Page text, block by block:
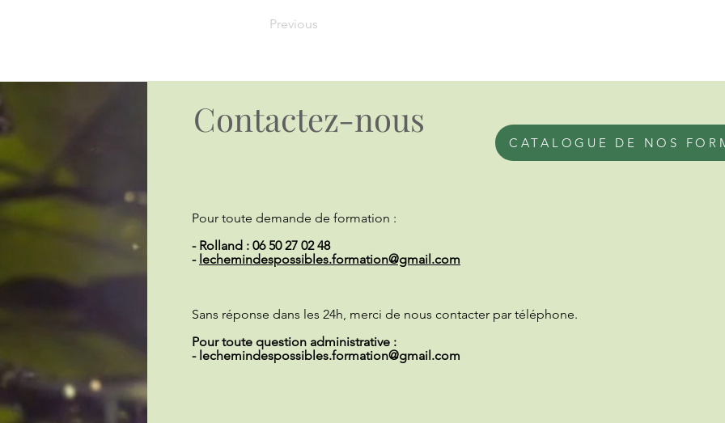
Previous
Contactez-nous
Pour toute demande de formation :
- Rolland : 06 50 27 02 48
- lechemindespossibles.formation@gmail.com
Sans réponse dans les 24h, merci de nous contacter par téléphone.
Pour toute question administrative :
- lechemindespossibles.formation@gmail.com
CATALOGUE DE NOS